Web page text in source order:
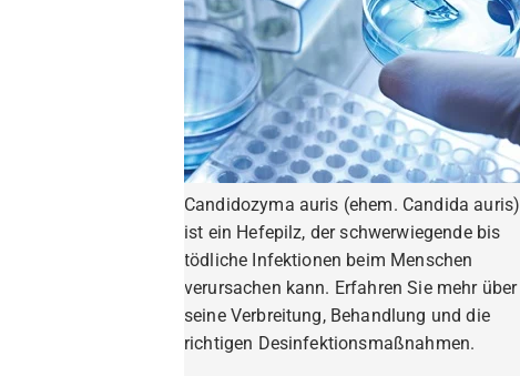
Candidozyma auris (ehem. Candida auris)
ist ein Hefepilz, der schwerwiegende bis
tödliche Infektionen beim Menschen
verursachen kann. Erfahren Sie mehr über
seine Verbreitung, Behandlung und die
richtigen Desinfektionsmaßnahmen.